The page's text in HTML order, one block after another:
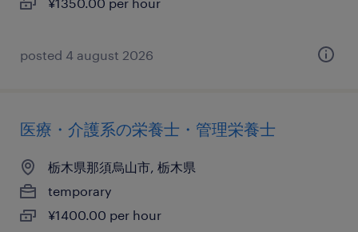
posted 4 august 2026
医療・介護系の栄養士・管理栄養士
栃木県那須烏山市, 栃木県
temporary
¥1400.00 per hour